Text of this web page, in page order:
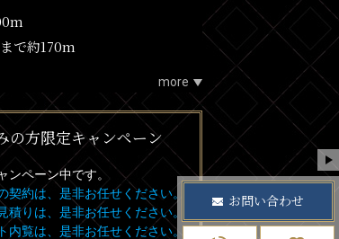
で約170m
more
の方限定キャンペーン
ンペーン中です。
契約は、是非お任せください。
積りは、是非お任せください。
内覧は、是非お任せください。
お問い合わせ